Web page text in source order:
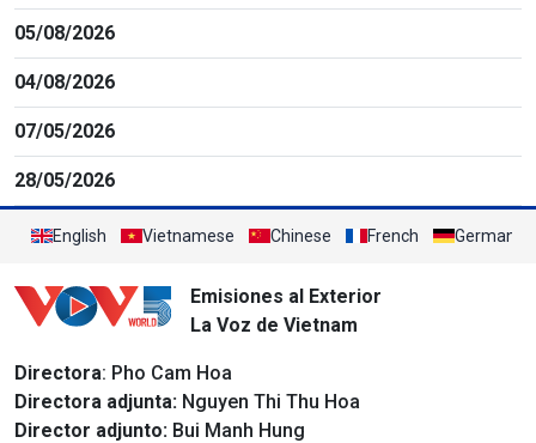
05/08/2026
04/08/2026
07/05/2026
28/05/2026
English Vietnamese Chinese French German
Emisiones al Exterior
La Voz de Vietnam
Directora: Pho Cam Hoa
Directora adjunta: Nguyen Thi Thu Hoa
Director adjunto: Bui Manh Hung